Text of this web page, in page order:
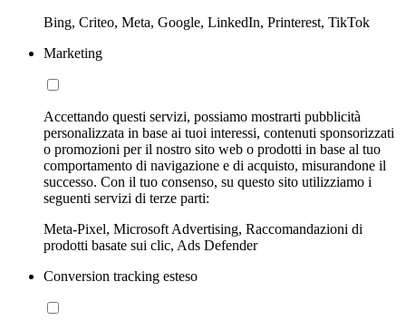
Bing, Criteo, Meta, Google, LinkedIn, Printerest, TikTok
Marketing
Accettando questi servizi, possiamo mostrarti pubblicità
personalizzata in base ai tuoi interessi, contenuti sponsorizzati
o promozioni per il nostro sito web o prodotti in base al tuo
comportamento di navigazione e di acquisto, misurandone il
successo. Con il tuo consenso, su questo sito utilizziamo i
seguenti servizi di terze parti:
Meta-Pixel, Microsoft Advertising, Raccomandazioni di
prodotti basate sui clic, Ads Defender
Conversion tracking esteso